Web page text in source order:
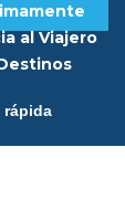
al Viajero
rápida